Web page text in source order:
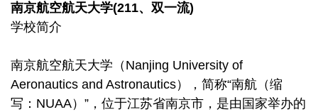
南京航空航天大学(211、双一流)
学校简介
南京航空航天大学（Nanjing University of
Aeronautics and Astronautics），简称“南航（缩
写：NUAA）”，位于江苏省南京市，是由国家举办的